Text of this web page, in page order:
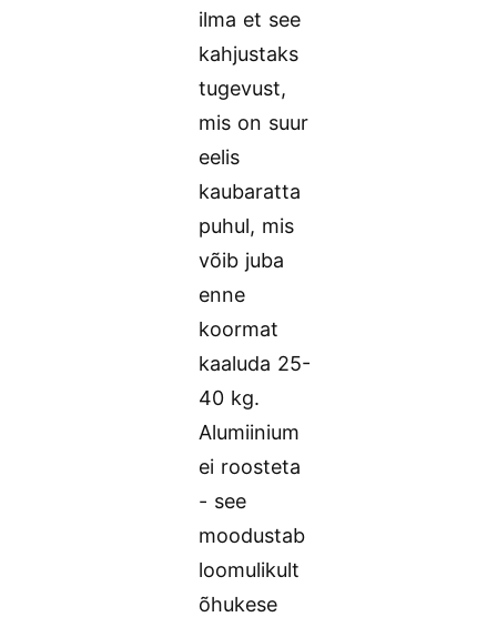
ilma et see
kahjustaks
tugevust,
mis on suur
eelis
kaubaratta
puhul, mis
võib juba
enne
koormat
kaaluda 25-
40 kg.
Alumiinium
ei roosteta
- see
moodustab
loomulikult
õhukese